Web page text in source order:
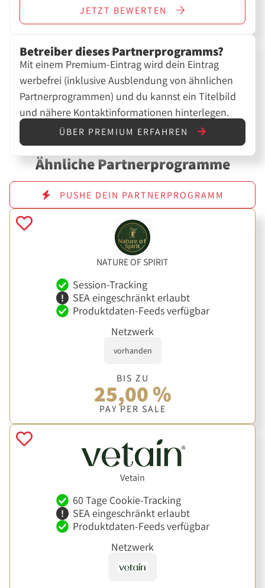
JETZT BEWERTEN
Betreiber dieses Partnerprogramms?
Mit einem Premium-Eintrag wird dein Eintrag
werbefrei (inklusive Ausblendung von ähnlichen
Partnerprogrammen) und du kannst ein Titelbild
und nähere Kontaktinformationen hinterlegen.
ÜBER PREMIUM ERFAHREN
Ähnliche Partnerprogramme
PUSHE DEIN PARTNERPROGRAMM
NATURE OF SPIRIT
Session-Tracking
SEA eingeschränkt erlaubt
Produktdaten-Feeds verfügbar
Netzwerk
vorhanden
BIS ZU
25,00 %
PAY PER SALE
Vetain
60 Tage Cookie-Tracking
SEA eingeschränkt erlaubt
Produktdaten-Feeds verfügbar
Netzwerk